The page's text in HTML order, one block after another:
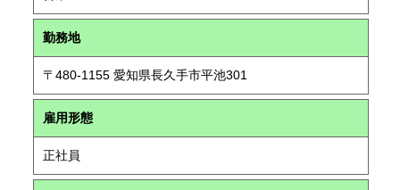
勤務地
〒480-1155 愛知県長久手市平池301
雇用形態
正社員